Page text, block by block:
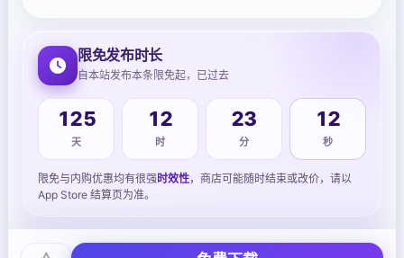
限免发布时长
自本站发布本条限免起，已过去
125
天
12
时
23
分
12
秒
限免与内购优惠均有很强时效性，商店可能随时结束或改价，请以
App Store 结算页为准。